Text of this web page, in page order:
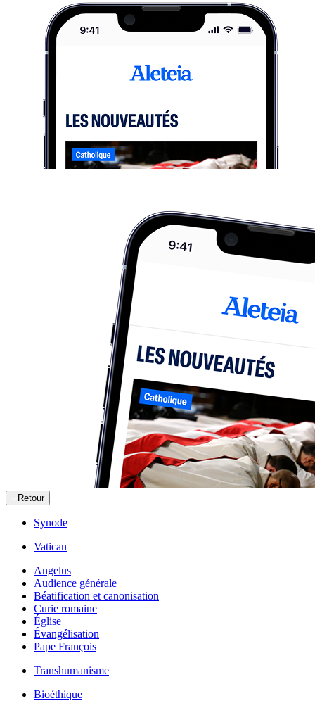
Retour
Synode
Vatican
Angelus
Audience générale
Béatification et canonisation
Curie romaine
Église
Évangélisation
Pape François
Transhumanisme
Bioéthique